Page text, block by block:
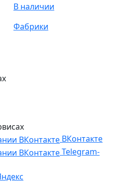
В наличии
Фабрики
ВКонтакте
Telegram-